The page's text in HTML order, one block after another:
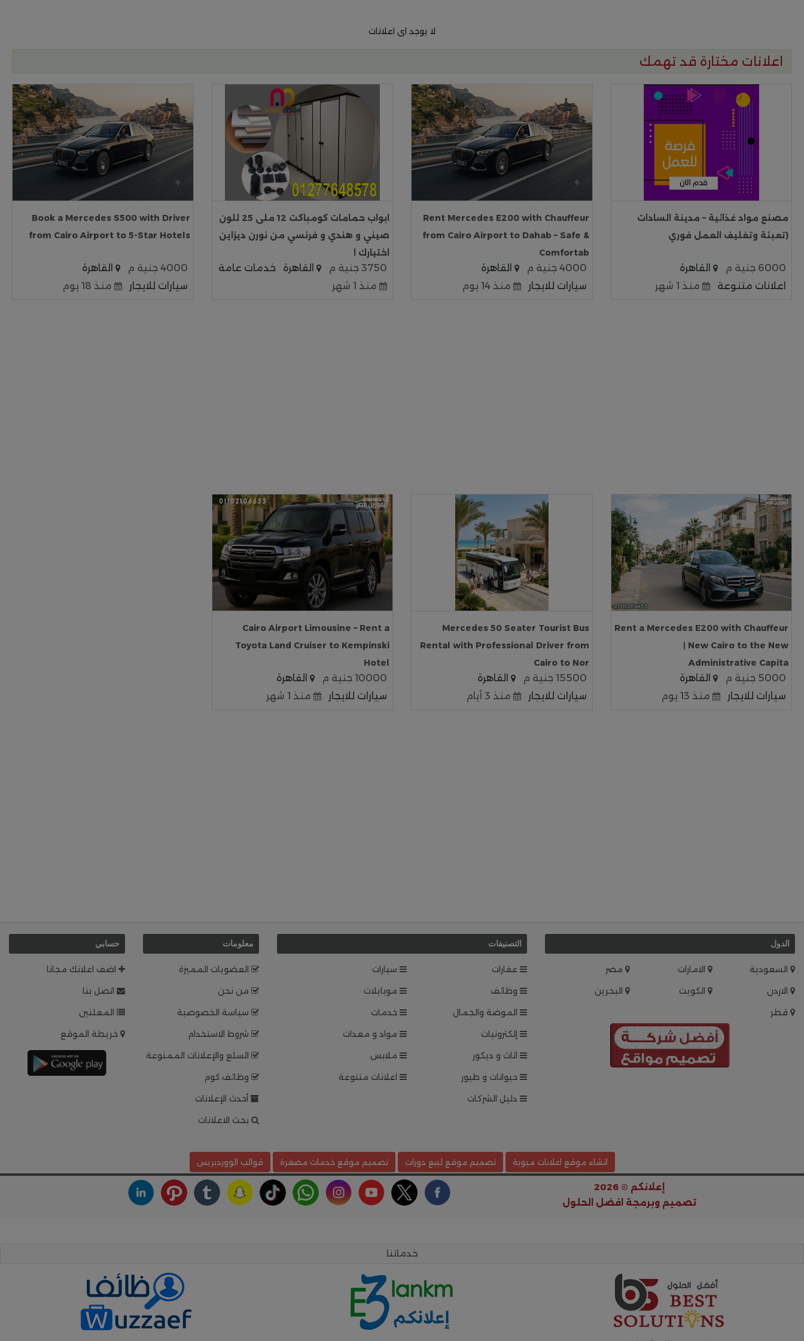
لا يوجد اى اعلانات
اعلانات مختارة قد تهمك
مصنع مواد غذائية – مدينة السادات
(تعبئة وتغليف العمل فوري
6000 جنية م
القاهرة
اعلانات متنوعة
منذ 1 شهر
Rent Mercedes E200 with Chauffeur
from Cairo Airport to Dahab – Safe &
Comfortab
4000 جنية م
القاهرة
سيارات للايجار
منذ 14 يوم
ابواب حمامات كومباكت 12 ملى 25 للون
صيني و هندي و فرنسي من نورن ديزاين
اختيارك ا
3750 جنية م القاهرة
خدمات عامة
منذ 1 شهر
Book a Mercedes S500 with Driver
from Cairo Airport to 5-Star Hotels
4000 جنية م
القاهرة
سيارات للايجار
منذ 18 يوم
Rent a Mercedes E200 with Chauffeur
| New Cairo to the New
Administrative Capita
5000 جنية م
القاهرة
سيارات للايجار
منذ 13 يوم
Mercedes 50 Seater Tourist Bus
Rental with Professional Driver from
Cairo to Nor
15500 جنية م
القاهرة
سيارات للايجار
منذ 3 أيام
Cairo Airport Limousine – Rent a
Toyota Land Cruiser to Kempinski
Hotel
10000 جنية م
القاهرة
سيارات للايجار
منذ 1 شهر
الدول
السعودية الامارات
مصر
الاردن
الكويت
البحرين
قطر
التصنيفات
عقارات
سيارات
وظائف
موبايلات
الموضة والجمال
خدمات
إلكترونيات
مواد و معدات
اثاث و ديكور
ملابس
حيوانات و طيور
اعلانات متنوعة
دليل الشركات
معلومات
العضويات المميزة
من نحن
سياسة الخصوصية
شروط الاستخدام
السلع والإعلانات الممنوعة
وظائف.كوم
أحدث الإعلانات
بحث الاعلانات
حسابي
اضف اعلانك مجانا
اتصل بنا
المعلنين
خريطة الموقع
انشاء موقع اعلانات مبوبة تصميم موقع لبيع دورات تصميم موقع خدمات مصغرة قوالب الووردبريس
إعلانكم © 2026
تصميم وبرمجة افضل الحلول
خدماتنا